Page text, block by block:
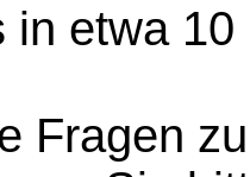
in etwa
Fragen